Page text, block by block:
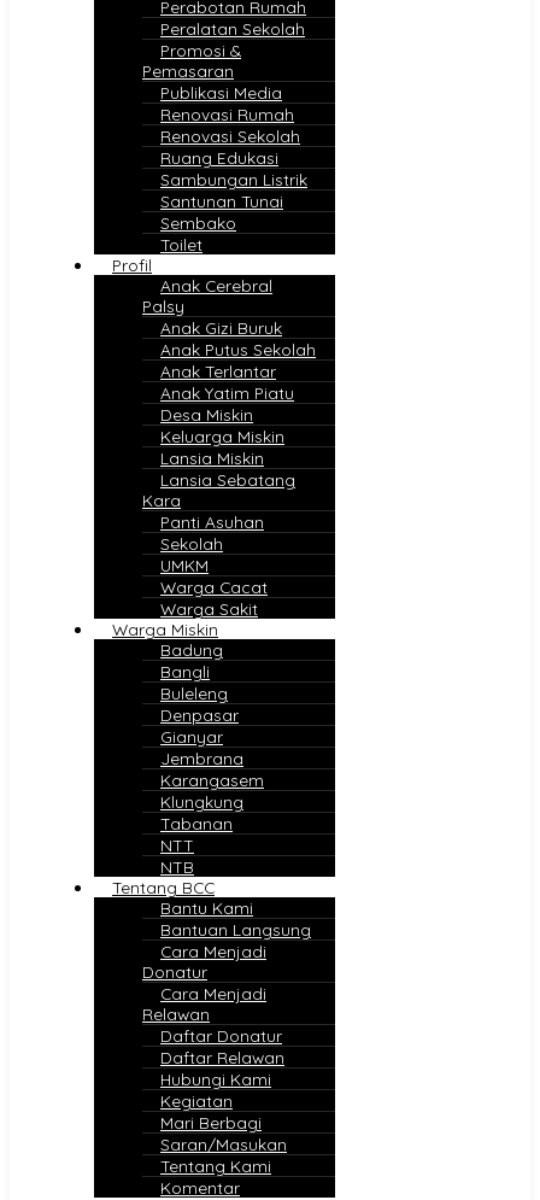
Perabotan Rumah
Peralatan Sekolah
Promosi &
Pemasaran
Publikasi Media
Renovasi Rumah
Renovasi Sekolah
Ruang Edukasi
Sambungan Listrik
Santunan Tunai
Sembako
Toilet
Profil
Anak Cerebral
Palsy
Anak Gizi Buruk
Anak Putus Sekolah
Anak Terlantar
Anak Yatim Piatu
Desa Miskin
Keluarga Miskin
Lansia Miskin
Lansia Sebatang
Kara
Panti Asuhan
Sekolah
UMKM
Warga Cacat
Warga Sakit
Warga Miskin
Badung
Bangli
Buleleng
Denpasar
Gianyar
Jembrana
Karangasem
Klungkung
Tabanan
NTT
NTB
Tentang BCC
Bantu Kami
Bantuan Langsung
Cara Menjadi
Donatur
Cara Menjadi
Relawan
Daftar Donatur
Daftar Relawan
Hubungi Kami
Kegiatan
Mari Berbagi
Saran/Masukan
Tentang Kami
Komentar